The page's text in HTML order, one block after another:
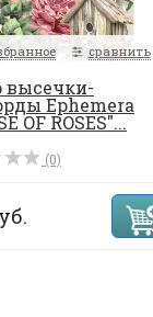
сравнить
высечки-
Ephemera
OF ROSES"...
(0)